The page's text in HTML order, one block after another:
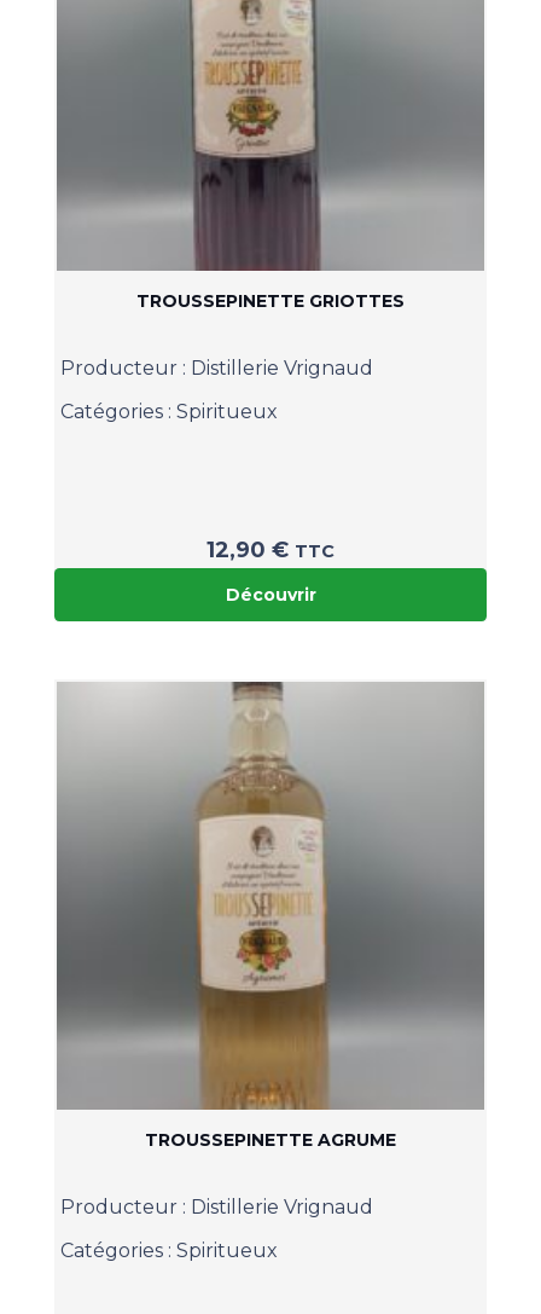
TROUSSEPINETTE GRIOTTES
Producteur : Distillerie Vrignaud
Catégories : Spiritueux
12,90 € TTC
Découvrir
TROUSSEPINETTE AGRUME
Producteur : Distillerie Vrignaud
Catégories : Spiritueux